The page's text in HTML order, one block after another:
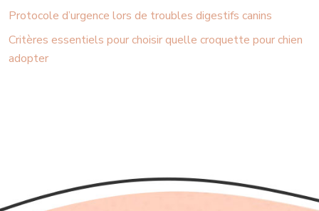
Protocole d’urgence lors de troubles digestifs canins
Critères essentiels pour choisir quelle croquette pour chien
adopter